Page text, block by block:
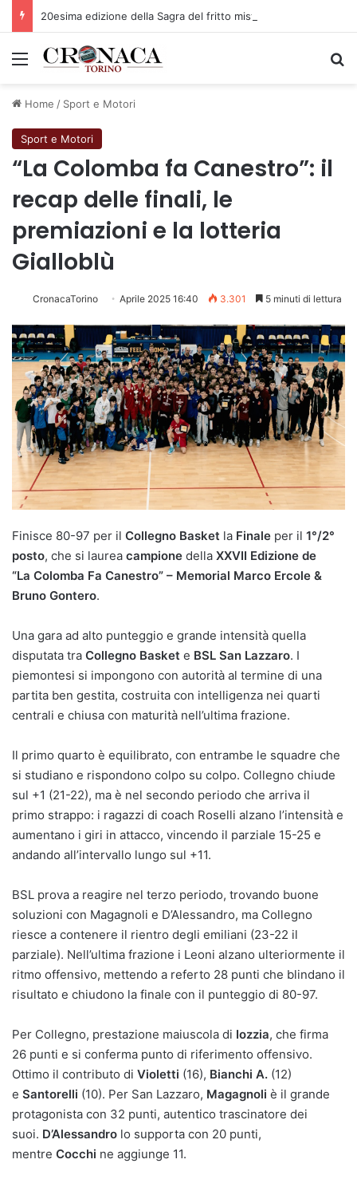
Menu
Home / Sport e Motori
Sport e Motori
“La Colomba fa Canestro”: il
recap delle finali, le
premiazioni e la lotteria
Gialloblù
CronacaTorino Aprile 2025 16:40 3.301 5 minuti di lettura
Finisce 80-97 per il Collegno Basket la Finale per il 1°/2°
posto, che si laurea campione della XXVII Edizione de
“La Colomba Fa Canestro” – Memorial Marco Ercole &
Bruno Gontero.
Una gara ad alto punteggio e grande intensità quella
disputata tra Collegno Basket e BSL San Lazzaro. I
piemontesi si impongono con autorità al termine di una
partita ben gestita, costruita con intelligenza nei quarti
centrali e chiusa con maturità nell’ultima frazione.
Il primo quarto è equilibrato, con entrambe le squadre che
si studiano e rispondono colpo su colpo. Collegno chiude
sul +1 (21-22), ma è nel secondo periodo che arriva il
primo strappo: i ragazzi di coach Roselli alzano l’intensità e
aumentano i giri in attacco, vincendo il parziale 15-25 e
andando all’intervallo lungo sul +11.
BSL prova a reagire nel terzo periodo, trovando buone
soluzioni con Magagnoli e D’Alessandro, ma Collegno
riesce a contenere il rientro degli emiliani (23-22 il
parziale). Nell’ultima frazione i Leoni alzano ulteriormente il
ritmo offensivo, mettendo a referto 28 punti che blindano il
risultato e chiudono la finale con il punteggio di 80-97.
Per Collegno, prestazione maiuscola di Iozzia, che firma
26 punti e si conferma punto di riferimento offensivo.
Ottimo il contributo di Violetti (16), Bianchi A. (12)
e Santorelli (10). Per San Lazzaro, Magagnoli è il grande
protagonista con 32 punti, autentico trascinatore dei
suoi. D’Alessandro lo supporta con 20 punti,
mentre Cocchi ne aggiunge 11.